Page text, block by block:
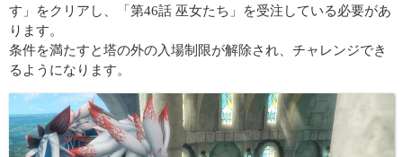
す」をクリアし、「第46話 巫女たち」を受注している必要があ
ります。
条件を満たすと塔の外の入場制限が解除され、チャレンジでき
るようになります。